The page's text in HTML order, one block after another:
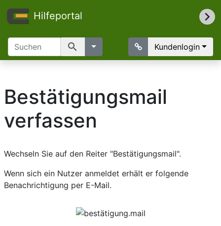
Hilfeportal
search Kundenlogin
Bestätigungsmail
verfassen
Wechseln Sie auf den Reiter "Bestätigungsmail".
Wenn sich ein Nutzer anmeldet erhält er folgende
Benachrichtigung per E-Mail.